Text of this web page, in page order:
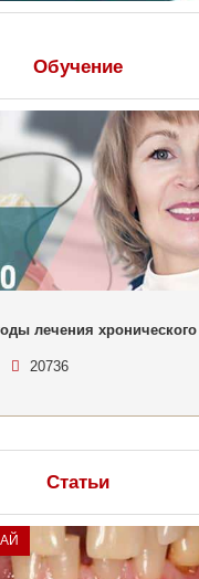
Обучение
лечения
20736
Статьи